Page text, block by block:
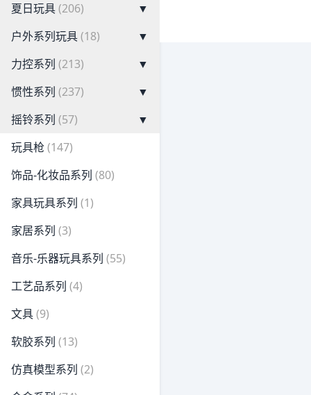
夏日玩具(206)
▼
户外系列玩具(18)
▼
力控系列 (213)
▼
惯性系列 (237)
▼
摇铃系列 (57)
▼
玩具枪 (147)
饰品-化妆品系列 (80)
家具玩具系列 (1)
家居系列 (3)
音乐-乐器玩具系列 (55)
工艺品系列 (4)
文具(9)
软胶系列 (13)
仿真模型系列 (2)